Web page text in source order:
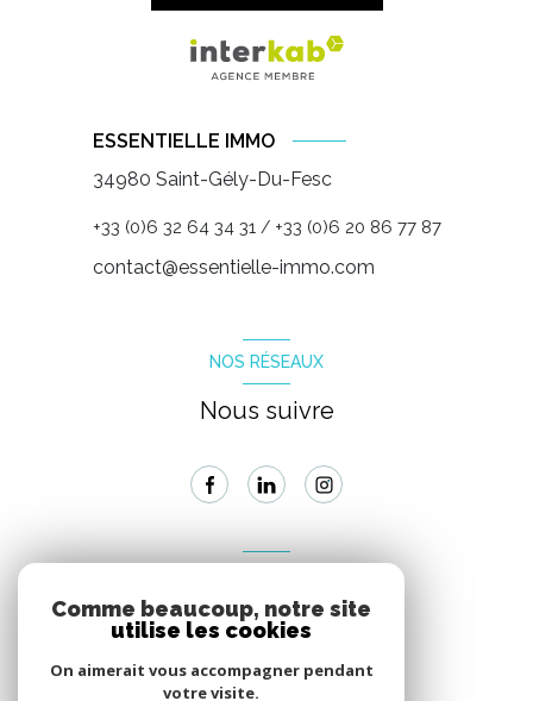
ESSENTIELLE IMMO
34980 Saint-Gély-Du-Fesc
+33 (0)6 32 64 34 31 / +33 (0)6 20 86 77 87
contact@essentielle-immo.com
NOS RÉSEAUX
Nous suivre
Espace propriétaire
Comme beaucoup, notre site
utilise les cookies
On aimerait vous accompagner pendant
votre visite.